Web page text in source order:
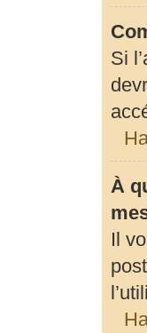
Si
À
Il